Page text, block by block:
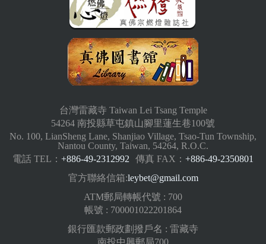
台灣雷藏寺 Taiwan Lei Tsang Temple
54264 南投縣草屯鎮山腳里蓮生巷100號
No. 100, LianSheng Lane, Shanjiao Village, Tsao-Tun Township,
Nantou County, Taiwan, 54264, R.O.C.
電話 TEL： +886-49-2312992 傳真 FAX： +886-49-2350801
官方聯絡信箱:leybet@gmail.com
ATM郵局轉帳代號 : 700
帳號 : 700001022201864
銀行匯款郵政劃撥戶名 : 雷藏寺
南投中興郵局700